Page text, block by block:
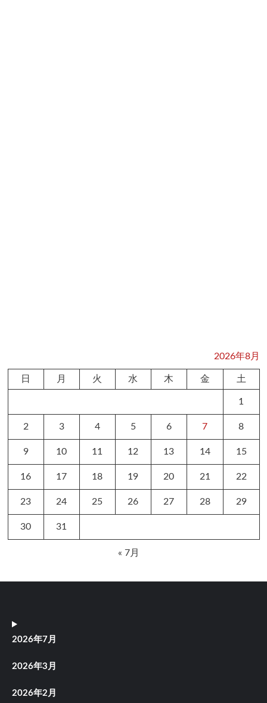
2026年8月
日 月 火 水 木 金 土
1
2 3 4 5 6 7 8
9 10 11 12 13 14 15
16 17 18 19 20 21 22
23 24 25 26 27 28 29
30 31
« 7月
2026年7月
2026年3月
2026年2月